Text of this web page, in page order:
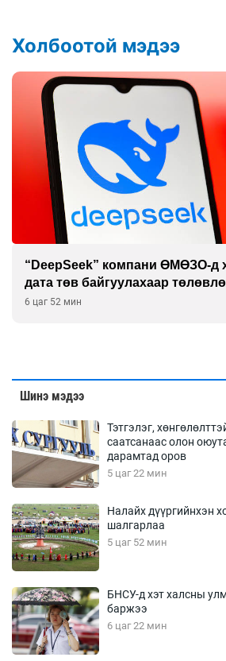
Холбоотой мэдээ
“DeepSeek” компани ӨМӨЗО-
дата төв байгуулахаар
6 цаг 52 мин
Шинэ мэдээ
Тэтгэлэг,
саатсанаас олон
дарамтад оров
5 цаг 22 мин
Налайх дүүргийнхэн
шалгарлаа
5 цаг 52 мин
БНСУ-д хэт халсны
баржээ
6 цаг 22 мин